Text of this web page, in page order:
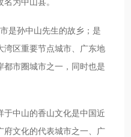
为中山县。
是孙中山先生的故乡；是
湾区重要节点城市、广东地
都市圈城市之一，同时也是
于中山的香山文化是中国近
府文化的代表城市之一、广